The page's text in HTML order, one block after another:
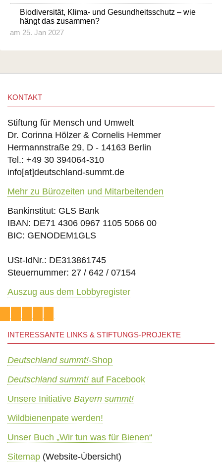
Biodiversität, Klima- und Gesundheitsschutz – wie
hängt das zusammen?
am 25. Jan 2027
KONTAKT
Stiftung für Mensch und Umwelt
Dr. Corinna Hölzer & Cornelis Hemmer
Hermannstraße 29, D - 14163 Berlin
Tel.: +49 30 394064-310
info[at]deutschland-summt.de
Mehr zu Bürozeiten und Mitarbeitenden
Bankinstitut: GLS Bank
IBAN: DE71 4306 0967 1105 5066 00
BIC: GENODEM1GLS
USt-IdNr.: DE313861745
Steuernummer: 27 / 642 / 07154
Auszug aus dem Lobbyregister
INTERESSANTE LINKS & STIFTUNGS-PROJEKTE
Deutschland summt!-Shop
Deutschland summt! auf Facebook
Unsere Initiative Bayern summt!
Wildbienenpate werden!
Unser Buch „Wir tun was für Bienen“
Sitemap (Website-Übersicht)